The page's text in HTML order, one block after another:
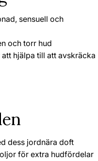
sensuell och
och torr hud
hjälpa till att avskräcka
dess jordnära doft
för extra hudfördelar